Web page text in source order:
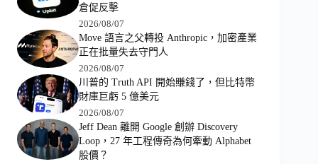
倉促反擊
2026/08/07
Move 語言之父轉投 Anthropic，加密產業
正在批量失去守門人
2026/08/07
川普的 Truth API 開始賺錢了，但比特幣
財庫巨虧 5 億美元
2026/08/07
Jeff Dean 離開 Google 創辦 Discovery
Loop，27 年工程傳奇為何牽動 Alphabet
股價？